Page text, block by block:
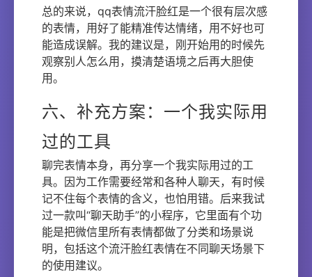
总的来说，qq表情流汗脸红是一个很有层次感
的表情，用好了能精准传达情绪，用不好也可
能造成误解。我的建议是，刚开始用的时候先
观察别人怎么用，摸清楚语境之后再大胆使
用。
六、补充方案：一个我实际用
过的工具
聊完表情本身，再分享一个我实际用过的工
具。因为工作需要经常和各种人聊天，有时候
记不住每个表情的含义，也怕用错。后来我试
过一款叫“聊天助手”的小程序，它里面有个功
能是把微信里所有表情都做了分类和场景说
明，包括这个流汗脸红表情在不同聊天场景下
的使用建议。